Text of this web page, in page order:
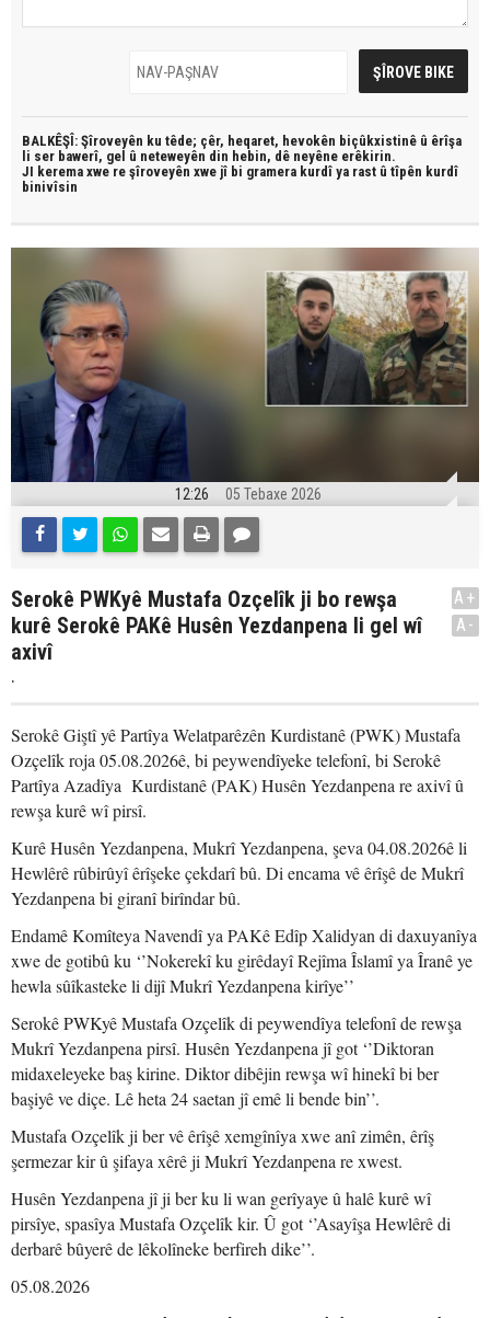
BALKÊŞÎ: Şîroveyên ku têde; çêr, heqaret, hevokên biçûkxistinê û êrîşa
li ser bawerî, gel û neteweyên din hebin, dê neyêne erêkirin.
JI kerema xwe re şîroveyên xwe jî bi gramera kurdî ya rast û tîpên kurdî
binivîsin
12:26 05 Tebaxe 2026
Serokê PWKyê Mustafa Ozçelîk ji bo rewşa
kurê Serokê PAKê Husên Yezdanpena li gel wî
axivî
.
A+
A-
Serokê Giştî yê Partîya Welatparêzên Kurdistanê (PWK) Mustafa
Ozçelîk roja 05.08.2026ê, bi peywendîyeke telefonî, bi Serokê
Partîya Azadîya Kurdistanê (PAK) Husên Yezdanpena re axivî û
rewşa kurê wî pirsî.
Kurê Husên Yezdanpena, Mukrî Yezdanpena, şeva 04.08.2026ê li
Hewlêrê rûbirûyî êrîşeke çekdarî bû. Di encama vê êrîşê de Mukrî
Yezdanpena bi giranî birîndar bû.
Endamê Komîteya Navendî ya PAKê Edîp Xalidyan di daxuyanîya
xwe de gotibû ku ‘’Nokerekî ku girêdayî Rejîma Îslamî ya Îranê ye
hewla sûîkasteke li dijî Mukrî Yezdanpena kirîye’’
Serokê PWKyê Mustafa Ozçelîk di peywendîya telefonî de rewşa
Mukrî Yezdanpena pirsî. Husên Yezdanpena jî got ‘’Diktoran
midaxeleyeke baş kirine. Diktor dibêjin rewşa wî hinekî bi ber
başiyê ve diçe. Lê heta 24 saetan jî emê li bende bin’’.
Mustafa Ozçelîk ji ber vê êrîşê xemgînîya xwe anî zimên, êrîş
şermezar kir û şifaya xêrê ji Mukrî Yezdanpena re xwest.
Husên Yezdanpena jî ji ber ku li wan gerîyaye û halê kurê wî
pirsîye, spasîya Mustafa Ozçelîk kir. Û got ‘’Asayîşa Hewlêrê di
derbarê bûyerê de lêkolîneke berfireh dike’’.
05.08.2026